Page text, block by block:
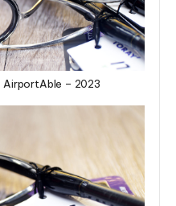
AirportAble – 2023